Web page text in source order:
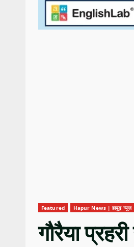
Featured Hapur News | हापुड़ न्यूज़
गौरैया